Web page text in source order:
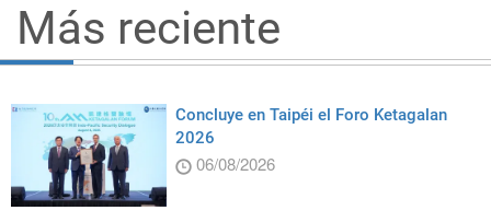
Más reciente
Concluye en Taipéi el Foro Ketagalan
2026
06/08/2026